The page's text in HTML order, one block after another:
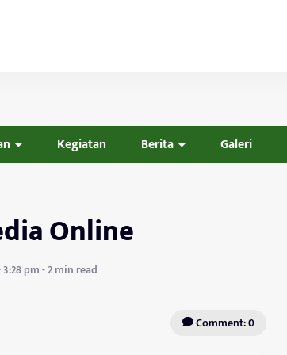
Kegiatan Berita Galeri
Online
pm - 2 min read
Comment: 0